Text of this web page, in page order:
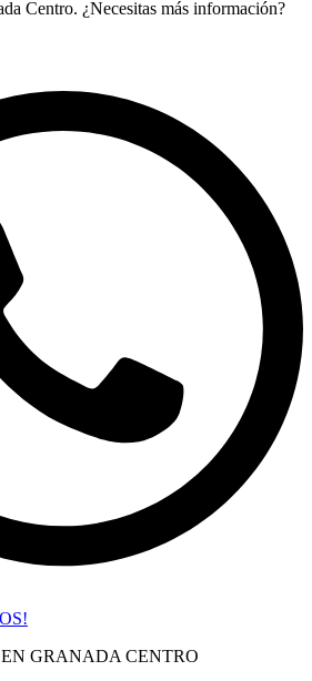
Centro. ¿Necesitas más información?
GRANADA CENTRO